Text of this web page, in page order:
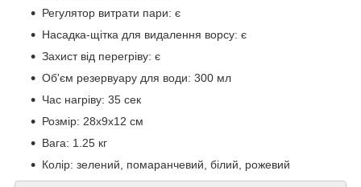
Регулятор витрати пари: є
Насадка-щітка для видалення ворсу: є
Захист від перегріву: є
Об'єм резервуару для води: 300 мл
Час нагріву: 35 сек
Розмір: 28х9х12 см
Вага: 1.25 кг
Колір: зелений, помаранчевий, білий, рожевий